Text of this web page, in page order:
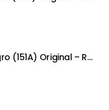
Tóner HP W1510A Negro (151A) Original – Rendimiento Eficiente para tu HP LaserJet Pro 4103fdw